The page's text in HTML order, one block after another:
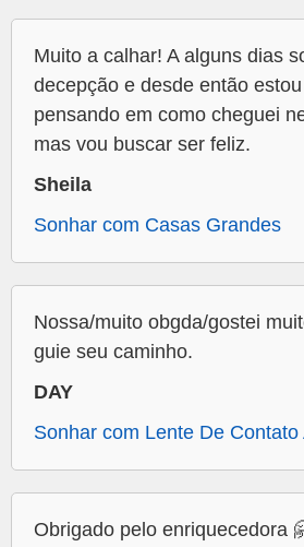
Muito a calhar! A alguns dias
decepção e desde então
pensando em como cheguei
mas vou buscar ser feliz.
Sheila
Sonhar com Casas Grandes
Nossa/muito obgda/gostei
guie seu caminho.
DAY
Sonhar com Lente De Contato
Obrigado pelo enriquecedora